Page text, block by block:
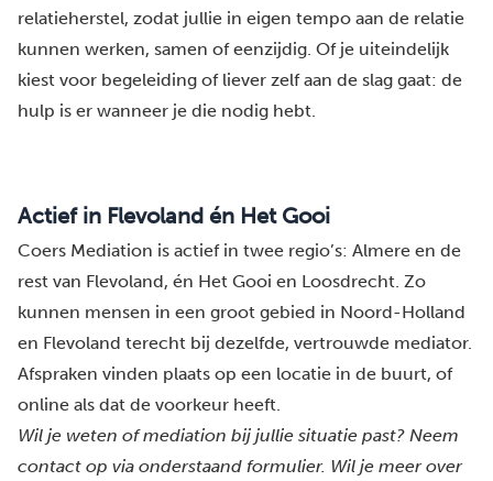
relatieherstel, zodat jullie in eigen tempo aan de relatie
kunnen werken, samen of eenzijdig. Of je uiteindelijk
kiest voor begeleiding of liever zelf aan de slag gaat: de
hulp is er wanneer je die nodig hebt.
Actief in Flevoland én Het Gooi
Coers Mediation is actief in twee regio’s: Almere en de
rest van Flevoland, én Het Gooi en Loosdrecht. Zo
kunnen mensen in een groot gebied in Noord-Holland
en Flevoland terecht bij dezelfde, vertrouwde mediator.
Afspraken vinden plaats op een locatie in de buurt, of
online als dat de voorkeur heeft.
Wil je weten of mediation bij jullie situatie past? Neem
contact op via onderstaand formulier. Wil je meer over